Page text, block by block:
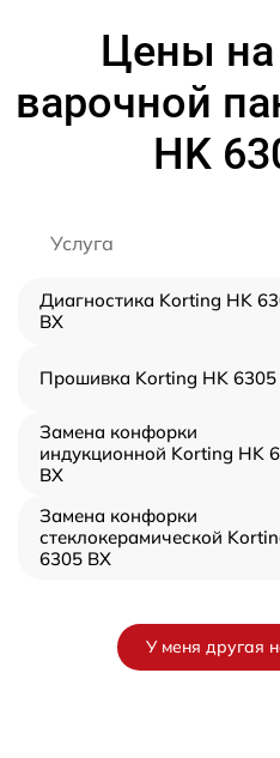
Цены
варочной
HK
Услуга
Диагностика Korting HK
BX
Прошивка Korting HK 6305
Замена конфорки
индукционной Korting HK
BX
Замена конфорки
стеклокерамической
6305 BX
У меня другая